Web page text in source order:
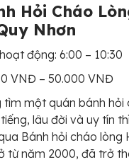
Hỏi Cháo
Nhơn
động: 6:00 – 10:30
VNĐ – 50.000 VNĐ
tìm một quán bánh hỏi
lâu đời và uy tín
Bánh hỏi cháo lòng
từ năm 2000, đã trở